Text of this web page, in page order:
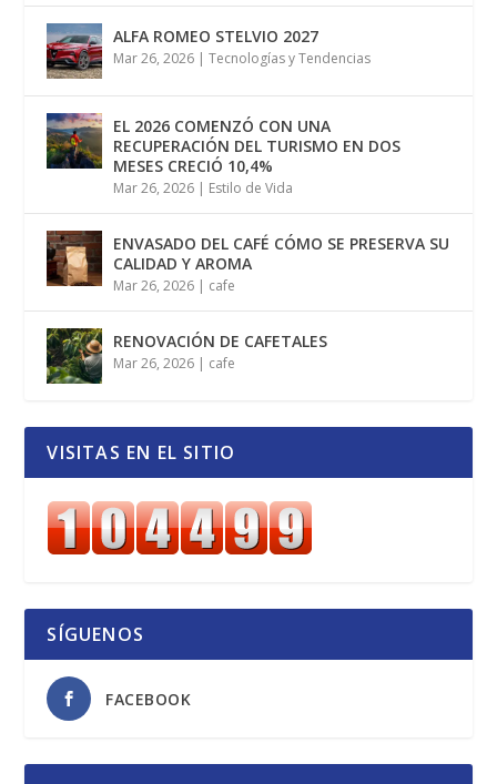
ALFA ROMEO STELVIO 2027
Mar 26, 2026 |Tecnologías y Tendencias
EL 2026 COMENZÓ CON UNA
RECUPERACIÓN DEL TURISMO EN DOS
MESES CRECIÓ 10,4%
Mar 26, 2026 | Estilo de Vida
ENVASADO DEL CAFÉ CÓMO SE PRESERVA SU
CALIDAD Y AROMA
Mar 26, 2026 | cafe
RENOVACIÓN DE CAFETALES
Mar 26, 2026 | cafe
VISITAS EN EL SITIO
SÍGUENOS
FACEBOOK